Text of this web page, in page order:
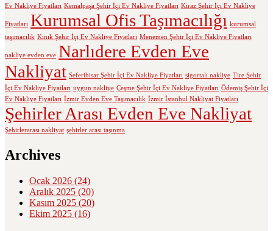
Ev Nakliye Fiyatları Kemalpaşa Şehir İçi Ev Nakliye Fiyatları Kiraz Şehir İçi Ev Nakliye
Fiyatları Kurumsal Ofis Taşımacılığı kurumsal
taşımacılık Kınık Şehir İçi Ev Nakliye Fiyatları Menemen Şehir İçi Ev Nakliye Fiyatları
nakliye evden eve Narlıdere Evden Eve
Nakliyat Seferihisar Şehir İçi Ev Nakliye Fiyatları sigortalı nakliye Tire Şehir
İçi Ev Nakliye Fiyatları uygun nakliye Çeşme Şehir İçi Ev Nakliye Fiyatları Ödemiş Şehir İçi
Ev Nakliye Fiyatları İzmir Evden Eve Taşımacılık İzmir İstanbul Nakliyat Fiyatları
Şehirler Arası Evden Eve Nakliyat
Şehirlerarası nakliyat şehirler arası taşınma
Archives
Ocak 2026 (24)
Aralık 2025 (20)
Kasım 2025 (20)
Ekim 2025 (16)